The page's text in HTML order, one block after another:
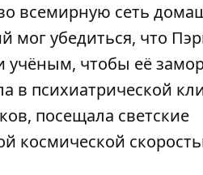
всемирную сеть
убедиться, что
учёным, чтобы её
в психиатрической
посещала светские
космической